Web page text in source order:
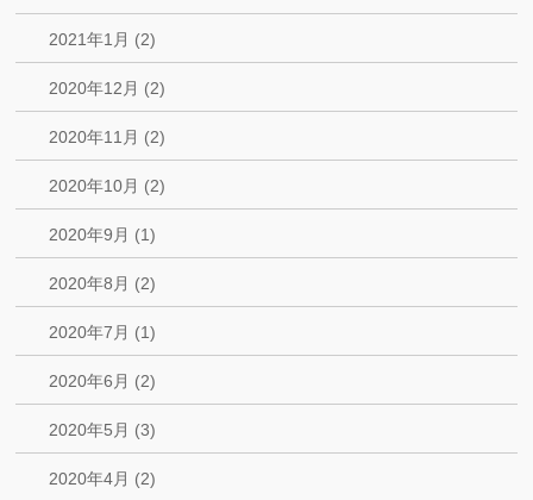
2021年1月 (2)
2020年12月 (2)
2020年11月 (2)
2020年10月 (2)
2020年9月 (1)
2020年8月 (2)
2020年7月 (1)
2020年6月 (2)
2020年5月 (3)
2020年4月 (2)